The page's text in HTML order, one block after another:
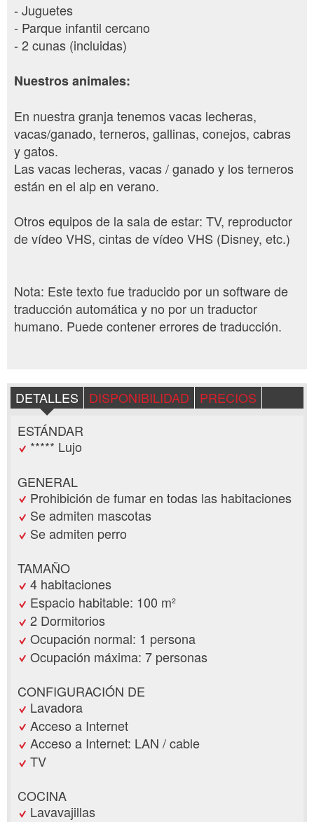
- Juguetes
- Parque infantil cercano
- 2 cunas (incluidas)
Nuestros animales:
En nuestra granja tenemos vacas lecheras,
vacas/ganado, terneros, gallinas, conejos, cabras
y gatos.
Las vacas lecheras, vacas / ganado y los terneros
están en el alp en verano.
Otros equipos de la sala de estar: TV, reproductor
de vídeo VHS, cintas de vídeo VHS (Disney, etc.)
Nota: Este texto fue traducido por un software de
traducción automática y no por un traductor
humano. Puede contener errores de traducción.
DETALLES DISPONIBILIDAD
PRECIOS
ESTÁNDAR
***** Lujo
GENERAL
Prohibición de fumar en todas las habitaciones
Se admiten mascotas
Se admiten perro
TAMAÑO
4 habitaciones
Espacio habitable: 100 m²
2 Dormitorios
Ocupación normal: 1 persona
Ocupación máxima: 7 personas
CONFIGURACIÓN DE
Lavadora
Acceso a Internet
Acceso a Internet: LAN / cable
TV
COCINA
Lavavajillas